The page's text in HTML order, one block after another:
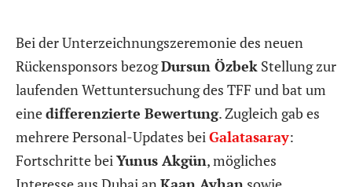
Bei der Unterzeichnungszeremonie des neuen
Rückensponsors bezogDursun Özbek Stellung zur
laufenden Wettuntersuchung des TFF und bat um
einedifferenzierte Bewertung. Zugleich gab es
mehrere Personal-Updates beiGalatasaray:
Fortschritte beiYunus Akgün, mögliches